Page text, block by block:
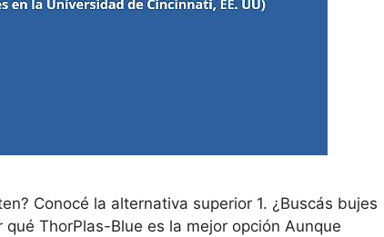
Conocé la alternativa superior 1. ¿Buscás bujes
ThorPlas-Blue es la mejor opción Aunque